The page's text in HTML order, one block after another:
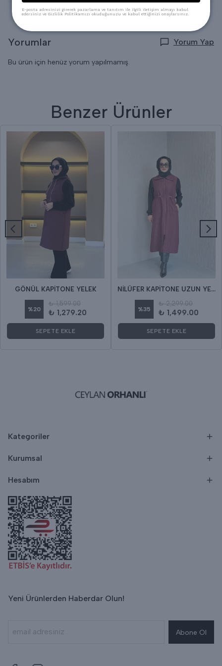
Yorumlar Yorum Yap
Bu ürün için henüz yorum yapılmamış.
Benzer Ürünler
GÖNÜL KAPİTONE YELEK
%20
₺ 1,599.00
₺ 1,279.20
SEPETE EKLE
NİLÜFER KAPİTONE UZUN YELEK
%35
₺ 2,299.00
₺ 1,499.00
SEPETE EKLE
Kategoriler
Kurumsal
Hesabım
Yeni Ürünlerden Haberdar Olun!
Abone Ol
E-posta adresinizi girerek pazarlama ve tanıtım ile ilgili iletişim almayı kabul
edersiniz ve Gizlilik Politikamızı okuduğunuzu ve kabul ettiğinizi onaylarsınız.